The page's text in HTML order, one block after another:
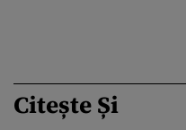
Citește Și